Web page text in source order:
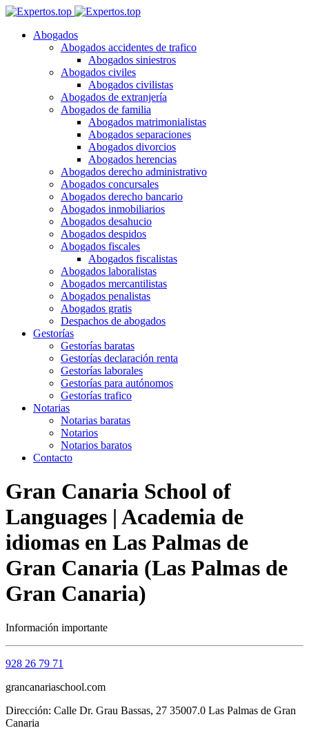
Abogados
Abogados accidentes de trafico
Abogados siniestros
Abogados civiles
Abogados civilistas
Abogados de extranjería
Abogados de familia
Abogados matrimonialistas
Abogados separaciones
Abogados divorcios
Abogados herencias
Abogados derecho administrativo
Abogados concursales
Abogados derecho bancario
Abogados inmobiliarios
Abogados desahucio
Abogados despidos
Abogados fiscales
Abogados fiscalistas
Abogados laboralistas
Abogados mercantilistas
Abogados penalistas
Abogados gratis
Despachos de abogados
Gestorías
Gestorías baratas
Gestorías declaración renta
Gestorías laborales
Gestorías para autónomos
Gestorías trafico
Notarias
Notarias baratas
Notarios
Notarios baratos
Contacto
Gran Canaria School of
Languages | Academia de
idiomas en Las Palmas de
Gran Canaria (Las Palmas de
Gran Canaria)
Información importante
928 26 79 71
grancanariaschool.com
Dirección: Calle Dr. Grau Bassas, 27 35007.0 Las Palmas de Gran
Canaria